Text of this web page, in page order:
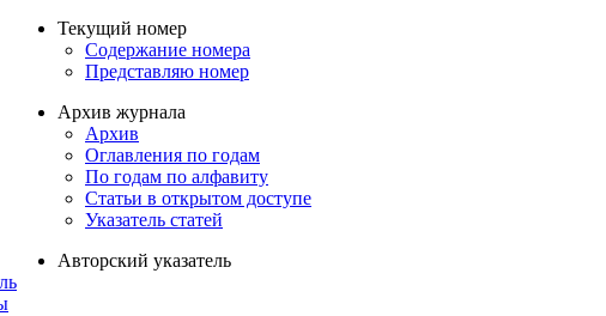
Текущий номер
Содержание номера
Представляю номер
Архив журнала
Архив
Оглавления по годам
По годам по алфавиту
Статьи в открытом доступе
Указатель статей
Авторский указатель